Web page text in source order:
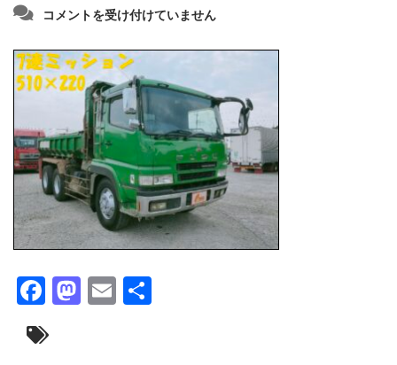
IMG20240806144623_copy_1280x960158
は
コメントを受け付けていません
Facebook
Mastodon
Email